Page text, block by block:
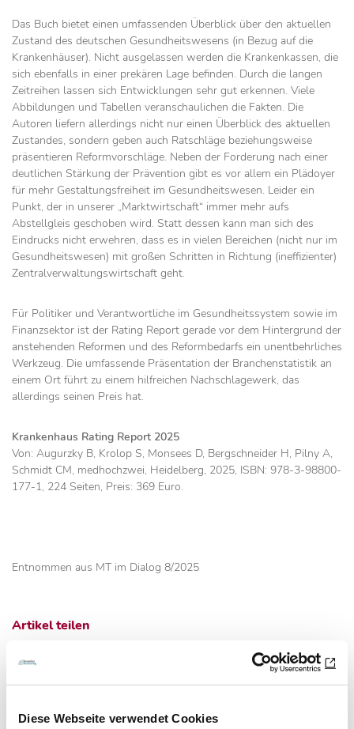
Diese Webseite verwendet Cookies
Das Buch bietet einen umfassenden Überblick über den aktuellen
Zustand des deutschen Gesundheitswesens (in Bezug auf die
Krankenhäuser). Nicht ausgelassen werden die Krankenkassen, die
sich ebenfalls in einer prekären Lage befinden. Durch die langen
Zeitreihen lassen sich Entwicklungen sehr gut erkennen. Viele
Abbildungen und Tabellen veranschaulichen die Fakten. Die
Autoren liefern allerdings nicht nur einen Überblick des aktuellen
Zustandes, sondern geben auch Ratschläge beziehungsweise
präsentieren Reformvorschläge. Neben der Forderung nach einer
deutlichen Stärkung der Prävention gibt es vor allem ein Plädoyer
für mehr Gestaltungsfreiheit im Gesundheits­wesen. Leider ein
Punkt, der in unserer „Marktwirtschaft“ immer mehr aufs
Abstellgleis geschoben wird. Statt dessen kann man sich des
Eindrucks nicht erwehren, dass es in vielen Bereichen (nicht nur im
Gesundheitswesen) mit ­großen Schritten in Richtung (ineffizienter)
Zentralverwaltungswirtschaft geht.
Für Politiker und Verantwortliche im Gesundheitssystem sowie im
Finanzsektor ist der Rating Report gerade vor dem Hintergrund der
anstehenden Reformen und des Reformbedarfs ein unentbehrliches
Werkzeug. Die umfassende Präsentation der Branchenstatistik an
einem Ort führt zu einem hilfreichen Nachschlagewerk, das
allerdings ­seinen Preis hat.
Krankenhaus Rating Report 2025
Von: Augurzky B, Krolop S, Monsees D, Bergschneider H, Pilny A,
Schmidt CM, medhochzwei, Heidelberg, 2025, ISBN: 978-3-98800-
177-1, 224 Seiten, Preis: 369 Euro.
Entnommen aus MT im Dialog 8/2025
Artikel teilen